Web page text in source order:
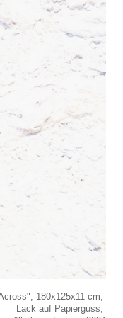
180x125x11 cm,
Lack auf Papierguss,